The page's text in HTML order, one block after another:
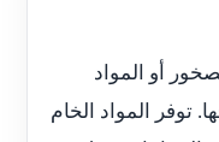
أو المواد
توفر المواد الخام